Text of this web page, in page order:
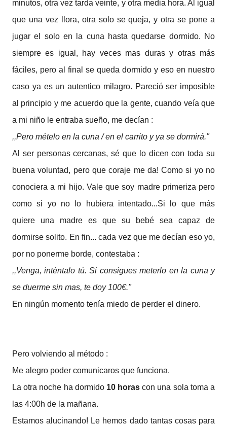
minutos, otra vez tarda veinte, y otra media hora. Al igual
que una vez llora, otra solo se queja, y otra se pone a
jugar el solo en la cuna hasta quedarse dormido. No
siempre es igual, hay veces mas duras y otras más
fáciles, pero al final se queda dormido y eso en nuestro
caso ya es un autentico milagro. Pareció ser imposible
al principio y me acuerdo que la gente, cuando veía que
a mi niño le entraba sueño, me decían :
,,Pero mételo en la cuna / en el carrito y ya se dormirá."
Al ser personas cercanas, sé que lo dicen con toda su
buena voluntad, pero que coraje me da! Como si yo no
conociera a mi hijo. Vale que soy madre primeriza pero
como si yo no lo hubiera intentado...Si lo que más
quiere una madre es que su bebé sea capaz de
dormirse solito. En fin... cada vez que me decían eso yo,
por no ponerme borde, contestaba :
,,Venga, inténtalo tú. Si consigues meterlo en la cuna y
se duerme sin mas, te doy 100€."
En ningún momento tenía miedo de perder el dinero.
Pero volviendo al método :
Me alegro poder comunicaros que funciona.
La otra noche ha dormido 10 horas con una sola toma a
las 4:00h de la mañana.
Estamos alucinando! Le hemos dado tantas cosas para